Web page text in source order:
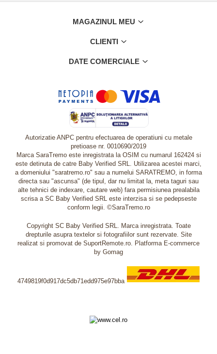
MAGAZINUL MEU
CLIENTI
DATE COMERCIALE
Autorizatie ANPC pentru efectuarea de operatiuni cu metale
pretioase nr. 0010690/2019
Marca SaraTremo este inregistrata la OSIM cu numarul 162424 si
este detinuta de catre Baby Verified SRL. Utilizarea acestei marci,
a domeniului "saratremo.ro" sau a numelui SARATREMO, in forma
directa sau "ascunsa" (de tipul, dar nu limitat la, meta taguri sau
alte tehnici de indexare, cautare web) fara permisiunea prealabila
scrisa a SC Baby Verified SRL este interzisa si se pedepseste
conform legii. ©SaraTremo.ro
Copyright SC Baby Verified SRL. Marca inregistrata. Toate
drepturile asupra textelor si fotografiilor sunt rezervate. Site
realizat si promovat de SuportRemote.ro. Platforma E-commerce
by Gomag
4749819f0d917dc5db71edd975e97bba